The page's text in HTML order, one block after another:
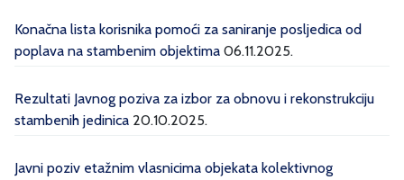
Konačna lista korisnika pomoći za saniranje posljedica od
poplava na stambenim objektima 06.11.2025.
Rezultati Javnog poziva za izbor za obnovu i rekonstrukciju
stambenih jedinica 20.10.2025.
Javni poziv etažnim vlasnicima objekata kolektivnog